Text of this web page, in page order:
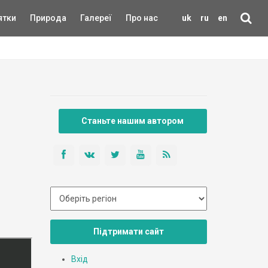
uk ru en
Природа Галереї Про нас
Станьте нашим автором
Підтримати сайт
Вхід